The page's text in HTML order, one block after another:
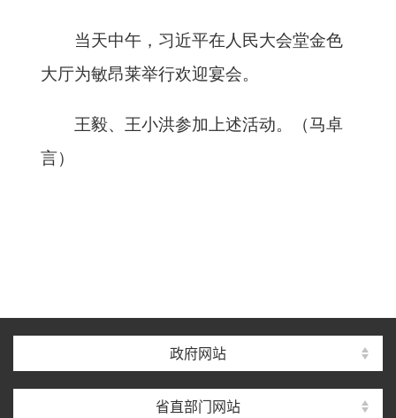
当天中午，习近平在人民大会堂金色
大厅为敏昂莱举行欢迎宴会。
王毅、王小洪参加上述活动。（马卓
言）
政府网站
省直部门网站